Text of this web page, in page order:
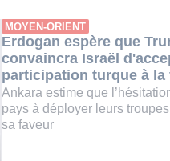
:
3
min.
MOYEN-ORIENT
Erdogan espère que
convaincra Israël
participation turque à la
internationale à Gaza
Ankara estime que
pays à déployer leurs
sa faveur